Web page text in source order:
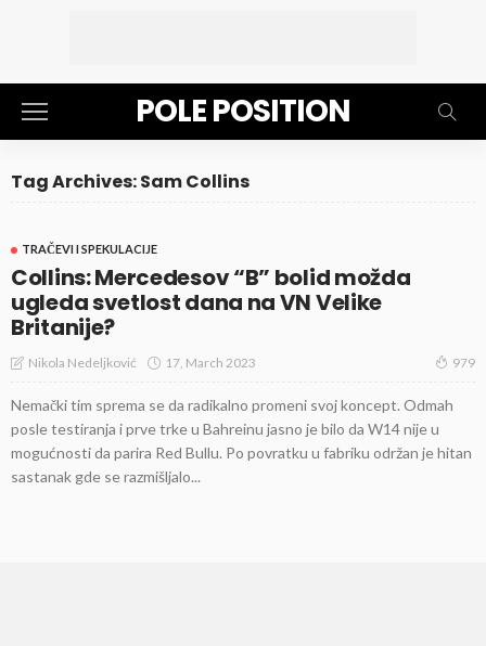
POLE POSITION
Tag Archives: Sam Collins
TRAČEVI I SPEKULACIJE
Collins: Mercedesov “B” bolid možda
ugleda svetlost dana na VN Velike
Britanije?
Nikola Nedeljković 17, March 2023 979
Nemački tim sprema se da radikalno promeni svoj koncept. Odmah
posle testiranja i prve trke u Bahreinu jasno je bilo da W14 nije u
mogućnosti da parira Red Bullu. Po povratku u fabriku održan je hitan
sastanak gde se razmišljalo...